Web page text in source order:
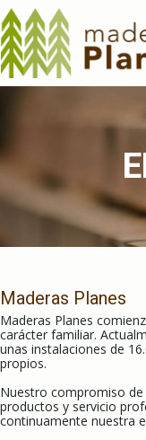
Ir al contenido
Maderas Planes
Maderas Planes
carácter familiar.
unas instalaciones de
propios.
Nuestro compromiso
productos y servicio
continuamente nuestra